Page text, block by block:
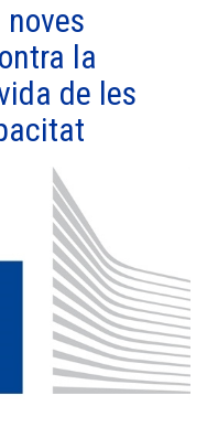
la
de les